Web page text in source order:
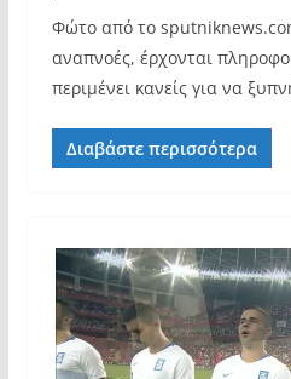
Φώτο από το
αναπνοές, έρχονται
περιμένει κανείς για να
Διαβάστε περισσότερα